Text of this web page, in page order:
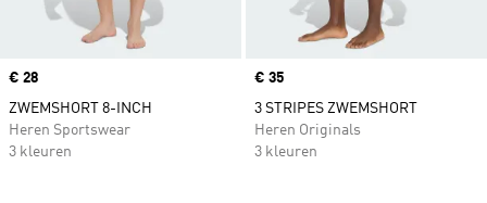
Price
€ 28
ZWEMSHORT 8-INCH
Heren Sportswear
3 kleuren
Price
€ 35
3 STRIPES ZWEMSHORT
Heren Originals
3 kleuren